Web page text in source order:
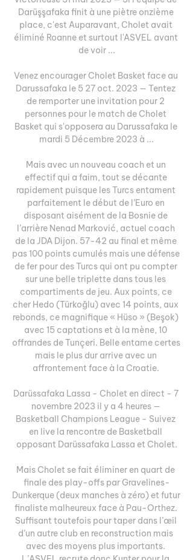
Darüşşafaka finit à une piètre onzième
place, c'est Auparavant, Cholet avait
éliminé Roanne et surtout l'ASVEL avant
de voir ...
Venez encourager Cholet Basket face au
Darussafaka le 5 27 oct. 2023 — Tentez
de remporter une invitation pour 2
personnes pour le match de Cholet
Basket qui s'opposera au Darussafaka le
mardi 5 Décembre 2023 à ...
Mais avec un nouveau coach et un
effectif qui a faim, tout se décante
rapidement puisque les Turcs entament
parfaitement le début de l’Euro en
disposant aisément de la Bosnie de
l’arrière Nenad Marković, actuel coach
de la JDA Dijon. 57-42 au final et même
pas 100 points cumulés mais une défense
de fer pour des Turcs qui ont pu compter
sur une belle triplette dans tous les
compartiments de jeu. Aux points, ce
cher Hedo (Türkoğlu) avec 14 points, aux
rebonds, ce magnifique « Hüso » (Beşok)
avec 15 captations et à la mène, 10
offrandes de Tunçeri. Belle entame certes
mais le plus dur arrive avec un
affrontement face à la Croatie.
Darüssafaka Lassa - Cholet en direct - 7
novembre 2023 il y a 4 heures —
Basketball Champions League - Suivez
en live la rencontre de Basketball
opposant Darüssafaka Lassa et Cholet.
Mais Cholet se fait éliminer en quart de
finale des play-offs par Gravelines-
Dunkerque (deux manches à zéro) et futur
finaliste malheureux face à Pau-Orthez.
Suffisant toutefois pour taper dans l’œil
d’un autre club en reconstruction mais
avec des moyens plus importants.